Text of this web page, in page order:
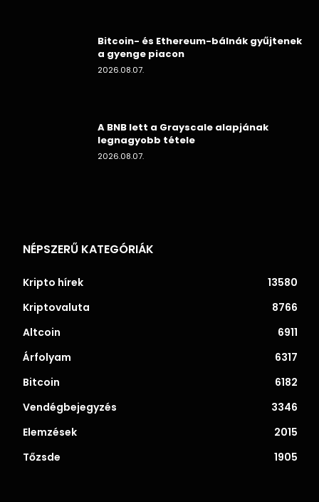
Bitcoin- és Ethereum-bálnák gyűjtenek
a gyenge piacon
2026.08.07.
A BNB lett a Grayscale alapjának
legnagyobb tétele
2026.08.07.
NÉPSZERŰ KATEGÓRIÁK
Kripto hírek
13580
Kriptovaluta
8766
Altcoin
6911
Árfolyam
6317
Bitcoin
6182
Vendégbejegyzés
3346
Elemzések
2015
Tőzsde
1905